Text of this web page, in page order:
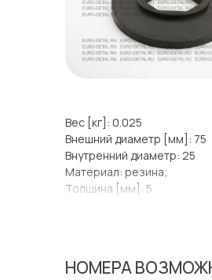
Вес [кг]: 0.025
Внешний диаметр [мм]: 75
Внутренний диаметр: 25
Материал: резина;
Толщина [мм]: 5
НОМЕРА